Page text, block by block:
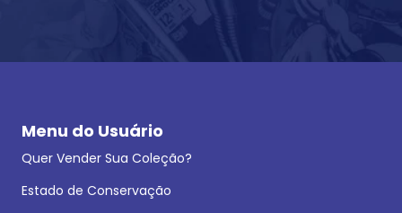
Menu do Usuário
Quer Vender Sua Coleção?
Estado de Conservação